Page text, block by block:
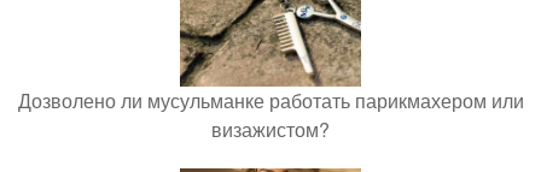
Дозволено ли мусульманке работать парикмахером или
визажистом?